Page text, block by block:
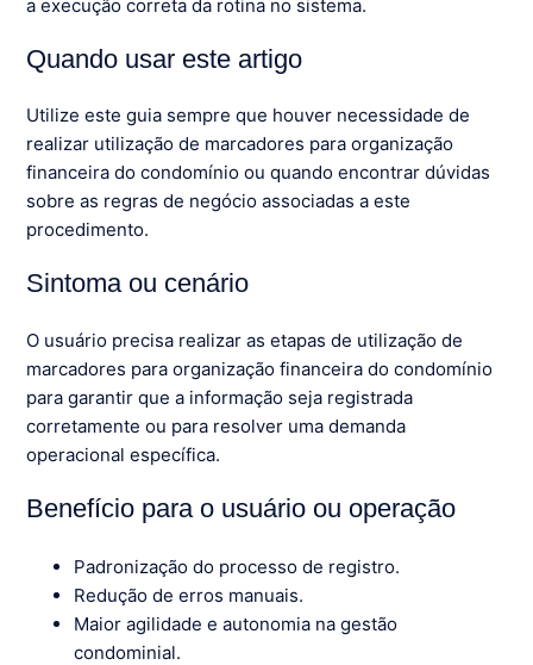
a execução correta da rotina no sistema.
Quando usar este artigo
Utilize este guia sempre que houver necessidade de
realizar utilização de marcadores para organização
financeira do condomínio ou quando encontrar dúvidas
sobre as regras de negócio associadas a este
procedimento.
Sintoma ou cenário
O usuário precisa realizar as etapas de utilização de
marcadores para organização financeira do condomínio
para garantir que a informação seja registrada
corretamente ou para resolver uma demanda
operacional específica.
Benefício para o usuário ou operação
Padronização do processo de registro.
Redução de erros manuais.
Maior agilidade e autonomia na gestão
condominial.